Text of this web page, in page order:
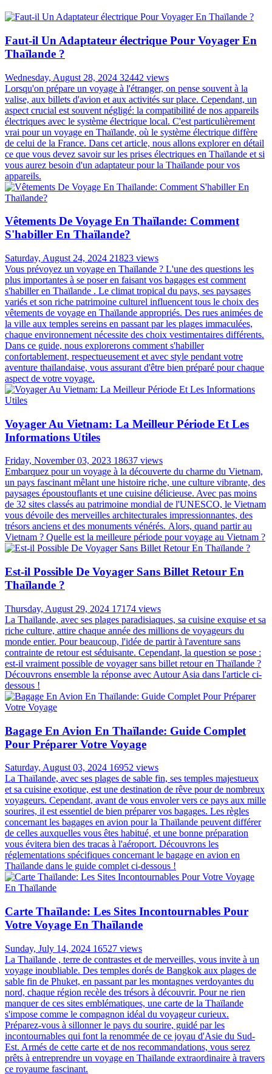
Faut-il Un Adaptateur électrique Pour Voyager En
Thaïlande ?
Wednesday, August 28, 2024 32442 views
Lorsqu'on prépare un voyage à l'étranger, on pense souvent à la
valise, aux billets d'avion et aux activités sur place. Cependant, un
aspect crucial est souvent négligé: la compatibilité de nos appareils
électriques avec le système électrique local. C'est particulièrement
vrai pour un voyage en Thaïlande, où le système électrique diffère
de celui de la France. Dans cet article, nous allons explorer en détail
ce que vous devez savoir sur les prises électriques en Thaïlande et si
vous aurez besoin d'un adaptateur pour la Thaïlande pour vos
appareils.
Vêtements De Voyage En Thaïlande: Comment
S'habiller En Thaïlande?
Saturday, August 24, 2024 21823 views
Vous prévoyez un voyage en Thaïlande ? L'une des questions les
plus importantes à se poser en faisant vos bagages est comment
s'habiller en Thaïlande . Le climat tropical du pays, ses paysages
variés et son riche patrimoine culturel influencent tous le choix des
vêtements de voyage en Thaïlande appropriés. Des rues animées de
la ville aux temples sereins en passant par les plages immaculées,
chaque environnement nécessite des choix vestimentaires différents.
Dans ce guide, nous explorerons comment s'habiller
confortablement, respectueusement et avec style pendant votre
aventure thaïlandaise, vous assurant d'être bien préparé pour chaque
aspect de votre voyage.
Voyager Au Vietnam: La Meilleur Période Et Les
Informations Utiles
Friday, November 03, 2023 18637 views
Embarquez pour un voyage à la découverte du charme du Vietnam,
un pays fascinant mêlant une histoire riche, une culture vibrante, des
paysages époustouflants et une cuisine délicieuse. Avec pas moins
de 32 sites classés au patrimoine mondial de l'UNESCO, le Vietnam
vous dévoile des merveilles architecturales impressionnantes, des
trésors anciens et des monuments vénérés. Alors, quand partir au
Vietnam ? Quelle est la meilleure période pour voyage au Vietnam ?
Est-il Possible De Voyager Sans Billet Retour En
Thaïlande ?
Thursday, August 29, 2024 17174 views
La Thaïlande, avec ses plages paradisiaques, sa cuisine exquise et sa
riche culture, attire chaque année des millions de voyageurs du
monde entier. Pour beaucoup, l'idée de partir à l'aventure sans
contrainte de retour est séduisante. Cependant, la question se pose :
est-il vraiment possible de voyager sans billet retour en Thaïlande ?
Découvrons ensemble la réponse avec Autour Asia dans l'article ci-
dessous !
Bagage En Avion En Thaïlande: Guide Complet
Pour Préparer Votre Voyage
Saturday, August 03, 2024 16952 views
La Thaïlande, avec ses plages de sable fin, ses temples majestueux
et sa cuisine exotique, est une destination de rêve pour de nombreux
voyageurs. Cependant, avant de vous envoler vers ce pays aux mille
sourires, il est essentiel de bien préparer vos bagages. Les règles
concernant les bagages en avion pour la Thaïlande peuvent différer
de celles auxquelles vous êtes habitué, et une bonne préparation
vous évitera bien des tracas à l'aéroport. Découvrons les
réglementations spécifiques concernant le bagage en avion en
Thaïlande dans le guide complet ci-dessous !
Carte Thaïlande: Les Sites Incontournables Pour
Votre Voyage En Thaïlande
Sunday, July 14, 2024 16527 views
La Thaïlande , terre de contrastes et de merveilles, vous invite à un
voyage inoubliable. Des temples dorés de Bangkok aux plages de
sable fin de Phuket, en passant par les montagnes verdoyantes du
nord, chaque région recèle des trésors à découvrir. Pour ne rien
manquer de ces sites emblématiques, une carte de la Thaïlande
s'impose comme le compagnon idéal du voyageur curieux.
Préparez-vous à sillonner le pays du sourire, guidé par les
incontournables qui font la renommée de ce joyau d'Asie du Sud-
Est. Armés de cette carte et de nos recommandations, vous serez
prêts à entreprendre un voyage en Thaïlande extraordinaire à travers
ce royaume fascinant.